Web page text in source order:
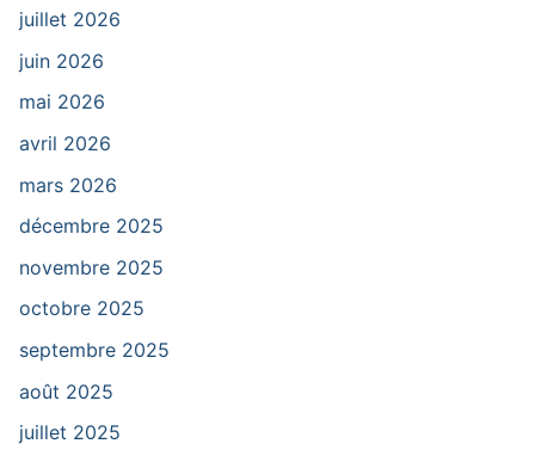
juillet 2026
juin 2026
mai 2026
avril 2026
mars 2026
décembre 2025
novembre 2025
octobre 2025
septembre 2025
août 2025
juillet 2025